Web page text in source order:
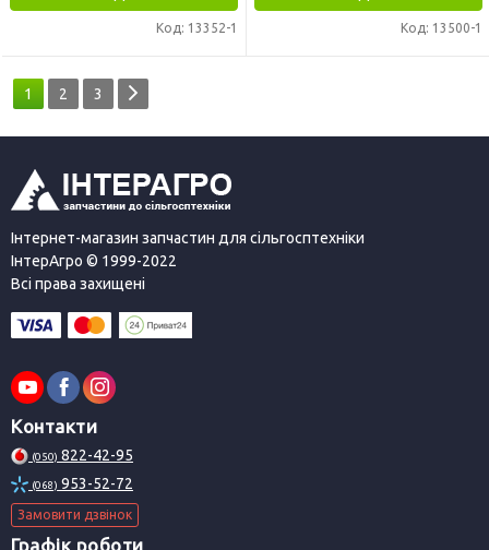
Код: 13352-1 Код: 13500-1
1 2 3
Інтернет-магазин запчастин для сільгосптехніки
ІнтерАгро © 1999-2022
Всі права захищені
Контакти
(050) 822-42-95
(068) 953-52-72
Замовити дзвінок
Графік роботи